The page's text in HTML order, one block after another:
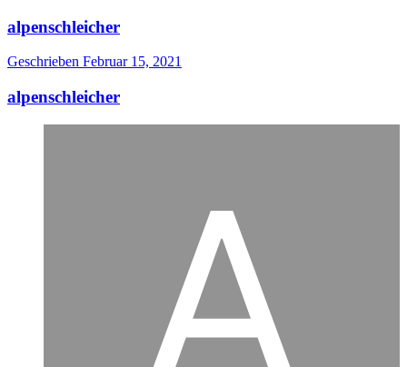
alpenschleicher
Geschrieben Februar 15, 2021
alpenschleicher